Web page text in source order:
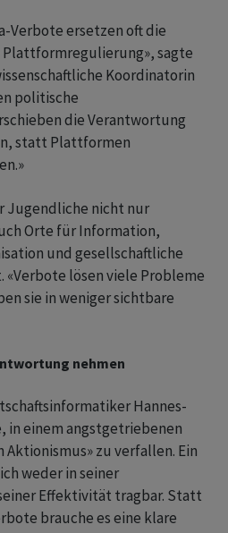
Verbote ersetzen oft die
sagte
Koordinatorin
politische
die Verantwortung
statt Plattformen
Jugendliche nicht nur
Orte für Information,
und gesellschaftliche
«Verbote lösen viele Probleme
sie in weniger sichtbare
nehmen
Hannes-
in einem angstgetriebenen
zu verfallen. Ein
weder in seiner
Effektivität tragbar. Statt
brauche es eine klare